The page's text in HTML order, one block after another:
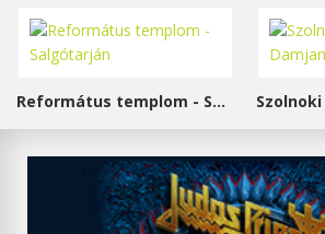
Református templom - Salgótarján